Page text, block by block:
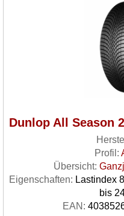
Dunlop All Season
Profil:
Übersicht:
Eigenschaften: Lastindex
bis
EAN: